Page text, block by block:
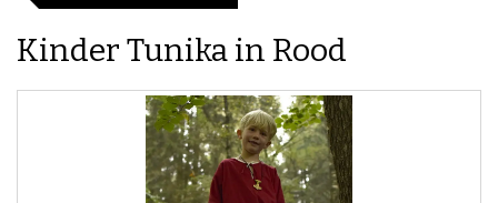
Kinder Tunika in Rood